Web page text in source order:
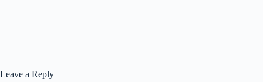
Leave a Reply